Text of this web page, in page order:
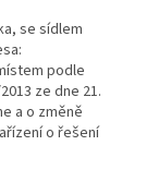
se sídlem
podle
ze dne 21.
a o změně
o řešení